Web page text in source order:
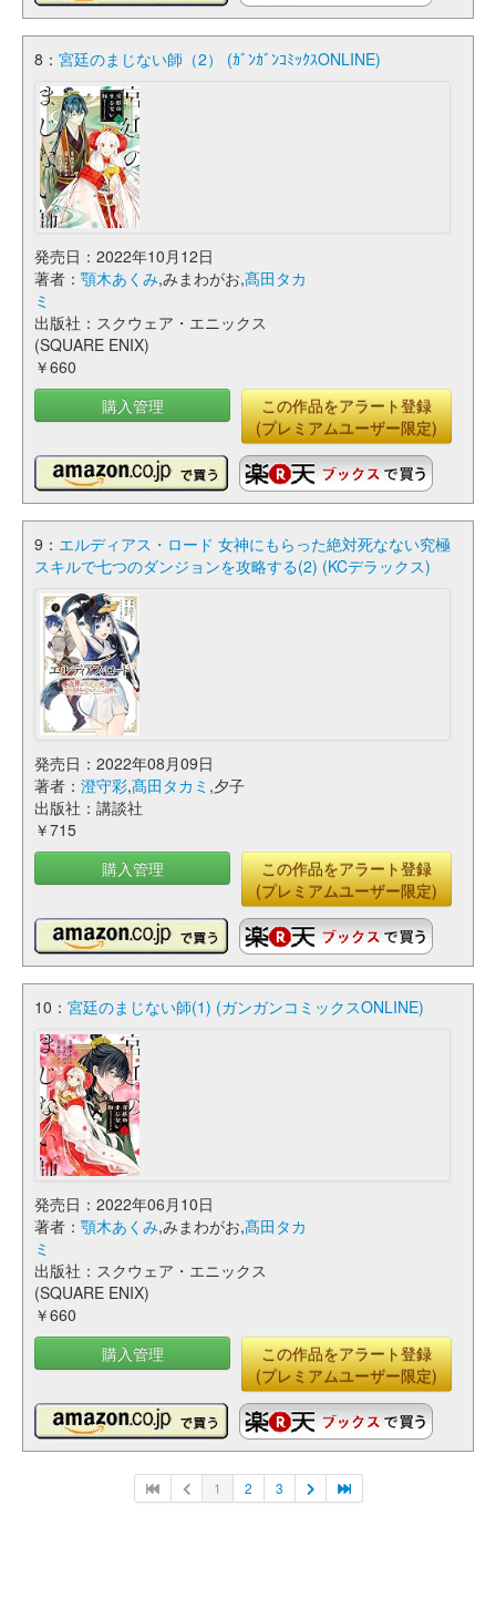
8： 宮廷のまじない師（2） (ｶﾞﾝｶﾞﾝｺﾐｯｸｽONLINE)
発売日：2022年10月12日
著者： 顎木あくみ,みまわがお,髙田タカ
ミ
出版社：スクウェア・エニックス
(SQUARE ENIX)
￥660
購入管理
この作品をアラート登録
(プレミアムユーザー限定)
9： エルディアス・ロード 女神にもらった絶対死なない究極
スキルで七つのダンジョンを攻略する(2) (KCデラックス)
発売日：2022年08月09日
著者： 澄守彩,髙田タカミ ,夕子
出版社：講談社
￥715
購入管理
この作品をアラート登録
(プレミアムユーザー限定)
10： 宮廷のまじない師(1) (ガンガンコミックスONLINE)
発売日：2022年06月10日
著者： 顎木あくみ,みまわがお,髙田タカ
ミ
出版社：スクウェア・エニックス
(SQUARE ENIX)
￥660
購入管理
この作品をアラート登録
(プレミアムユーザー限定)
1 2 3